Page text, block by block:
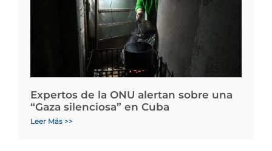
Expertos de la ONU alertan sobre una
“Gaza silenciosa” en Cuba
Leer Más >>